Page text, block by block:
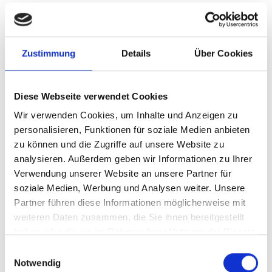
Zustimmung Details Über Cookies
Diese Webseite verwendet Cookies
Wir verwenden Cookies, um Inhalte und Anzeigen zu
personalisieren, Funktionen für soziale Medien anbieten
zu können und die Zugriffe auf unsere Website zu
analysieren. Außerdem geben wir Informationen zu Ihrer
Verwendung unserer Website an unsere Partner für
soziale Medien, Werbung und Analysen weiter. Unsere
Partner führen diese Informationen möglicherweise mit
weiteren Daten zusammen, die Sie ihnen bereitgestellt
Notwendig
braucht sich in der Regel keine Sorgen machen, wenn eine
leichte Blutung im Mund auftritt. Da die Schleimhaut sich
sehr schnell regeneriert, tritt die Blutung normalerweise nur
Sollte Ihr Zahnfleisch nach einem operativen Eingriff bluten,
sind die Ursachen meist auch nicht besorgniserregend,
sondern begründen sich schlichtweg auf das durch den
Eingriff verletzte Zahnfleich. Dennoch sollten Sie Ihr
Zahnfleisch im Auge behalten und bei wiederholt
auftretenden Blutungen oder anhaltender Blutung
unbedingt einen Zahnarzt aufsuchen, um die Ursache
abzuklären.
Hormonelle Ursachen
Auch hormonelle Schwankungen, die beispielsweise